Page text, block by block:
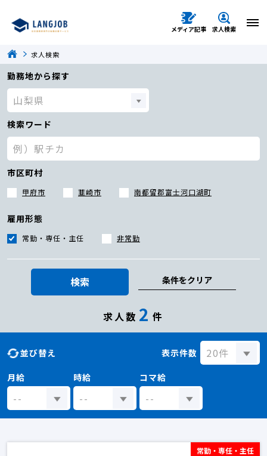
メディア記事 求人検索
求人検索
勤務地から探す
検索ワード
市区町村
甲府市 韮崎市 南都留郡富士河口湖町
雇用形態
常勤・専任・主任 非常勤
検索 条件をクリア
求人数 2 件
並び替え 表示件数
月給 時給 コマ給
常勤・専任・主任